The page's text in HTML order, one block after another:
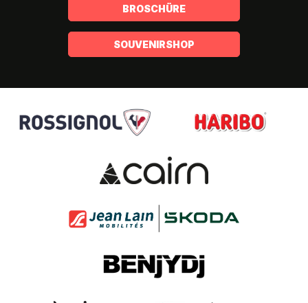
BROSCHÜRE
SOUVENIRSHOP